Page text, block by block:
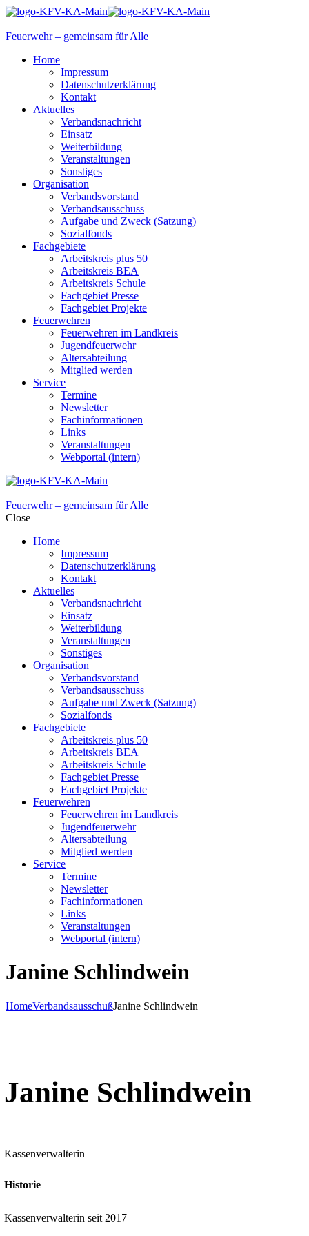
Feuerwehr – gemeinsam für Alle
Home
Impressum
Datenschutzerklärung
Kontakt
Aktuelles
Verbandsnachricht
Einsatz
Weiterbildung
Veranstaltungen
Sonstiges
Organisation
Verbandsvorstand
Verbandsausschuss
Aufgabe und Zweck (Satzung)
Sozialfonds
Fachgebiete
Arbeitskreis plus 50
Arbeitskreis BEA
Arbeitskreis Schule
Fachgebiet Presse
Fachgebiet Projekte
Feuerwehren
Feuerwehren im Landkreis
Jugendfeuerwehr
Altersabteilung
Mitglied werden
Service
Termine
Newsletter
Fachinformationen
Links
Veranstaltungen
Webportal (intern)
Feuerwehr – gemeinsam für Alle
Close
Home
Impressum
Datenschutzerklärung
Kontakt
Aktuelles
Verbandsnachricht
Einsatz
Weiterbildung
Veranstaltungen
Sonstiges
Organisation
Verbandsvorstand
Verbandsausschuss
Aufgabe und Zweck (Satzung)
Sozialfonds
Fachgebiete
Arbeitskreis plus 50
Arbeitskreis BEA
Arbeitskreis Schule
Fachgebiet Presse
Fachgebiet Projekte
Feuerwehren
Feuerwehren im Landkreis
Jugendfeuerwehr
Altersabteilung
Mitglied werden
Service
Termine
Newsletter
Fachinformationen
Links
Veranstaltungen
Webportal (intern)
Janine Schlindwein
HomeVerbandsausschußJanine Schlindwein
Janine Schlindwein
Kassenverwalterin
Historie
Kassenverwalterin seit 2017